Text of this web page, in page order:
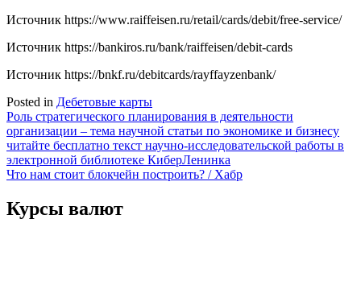
Источник https://www.raiffeisen.ru/retail/cards/debit/free-service/
Источник https://bankiros.ru/bank/raiffeisen/debit-cards
Источник https://bnkf.ru/debitcards/rayffayzenbank/
Posted in Дебетовые карты
Навигация
по
записям
Роль стратегического планирования в деятельности
организации – тема научной статьи по экономике и бизнесу
читайте бесплатно текст научно-исследовательской работы в
электронной библиотеке КиберЛенинка
Что нам стоит блокчейн построить? / Хабр
Курсы валют